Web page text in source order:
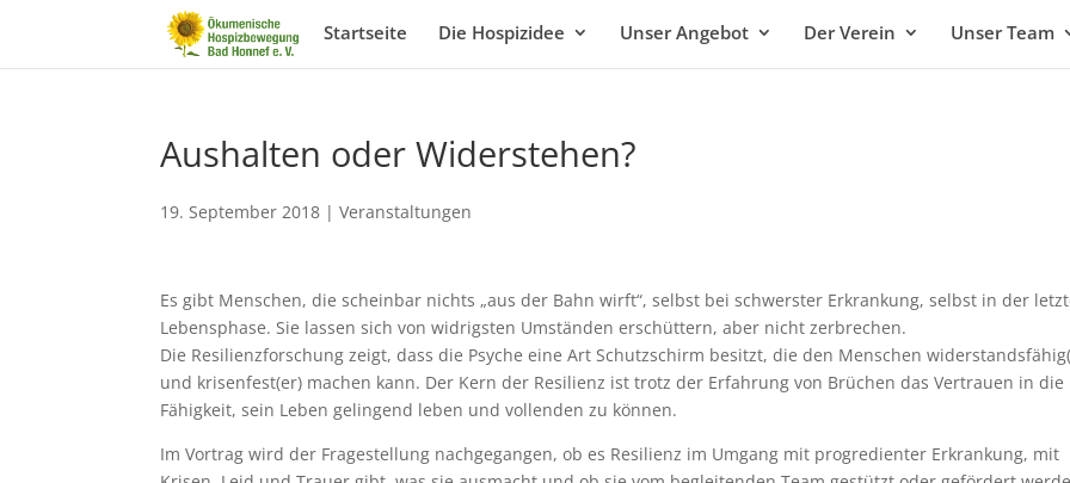
Startseite Die Hospizidee Unser Angebot Der Verein Unser Team
Aushalten oder Widerstehen?
19. September 2018 |Veranstaltungen
Es gibt Menschen, die scheinbar nichts „aus der Bahn wirft“, selbst bei schwerster Erkrankung, selbst in der
Lebensphase. Sie lassen sich von widrigsten Umständen erschüttern, aber nicht zerbrechen.
Die Resilienzforschung zeigt, dass die Psyche eine Art Schutzschirm besitzt, die den Menschen
und krisenfest(er) machen kann. Der Kern der Resilienz ist trotz der Erfahrung von Brüchen das Vertrauen in die
Fähigkeit, sein Leben gelingend leben und vollenden zu können.
Im Vortrag wird der Fragestellung nachgegangen, ob es Resilienz im Umgang mit progredienter Erkrankung, mit